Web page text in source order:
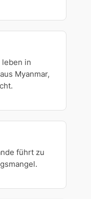
leben in
Myanmar,
führt zu